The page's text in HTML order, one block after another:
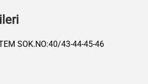
SOK.NO:40/43-44-45-46